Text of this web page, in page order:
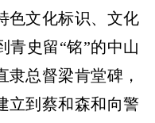
色文化标识、文化
青史留“铭”的中山
总督梁肯堂碑，
立到蔡和森和向警